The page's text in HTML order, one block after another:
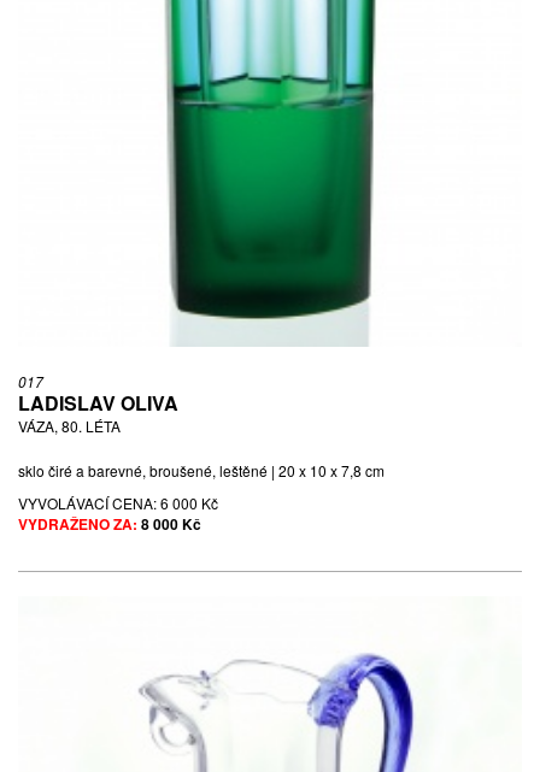
017
LADISLAV OLIVA
VÁZA, 80. LÉTA
sklo čiré a barevné, broušené, leštěné | 20 x 10 x 7,8 cm
VYVOLÁVACÍ CENA:6 000 Kč
VYDRAŽENO ZA: 8 000 Kč